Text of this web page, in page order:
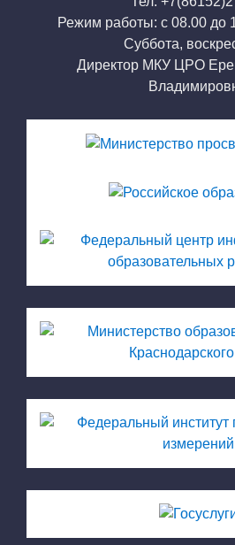
Режим работы: с 08.00 до
Суббота,
Директор МКУ ЦРО